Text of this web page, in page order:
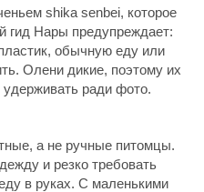
shika senbei, которое
гид Нары предупреждает:
обычную еду или
Олени дикие, поэтому их
удерживать ради фото.
а не ручные питомцы.
и резко требовать
в руках. С маленькими